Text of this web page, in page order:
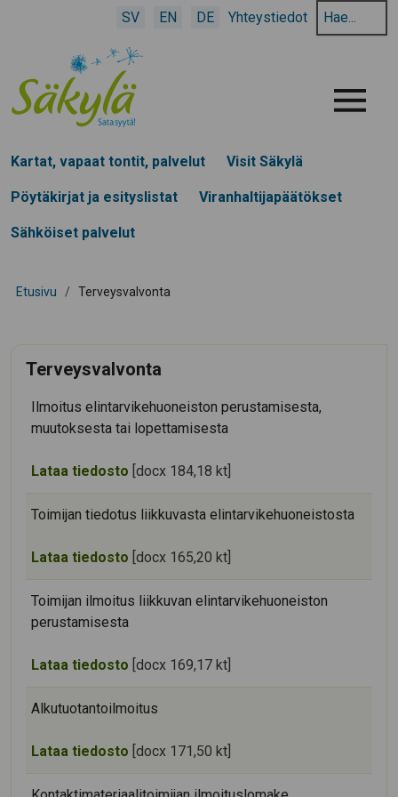
SV EN DE Yhteystiedot
Hae
hakusanalla:
Menu
Kartat, vapaat tontit, palvelut Visit Säkylä
Pöytäkirjat ja esityslistat Viranhaltijapäätökset
Sähköiset palvelut
Etusivu / Terveysvalvonta
Terveysvalvonta
Ilmoitus elintarvikehuoneiston perustamisesta,
muutoksesta tai lopettamisesta
Lataa tiedosto [docx 184,18 kt]
Toimijan tiedotus liikkuvasta elintarvikehuoneistosta
Lataa tiedosto [docx 165,20 kt]
Toimijan ilmoitus liikkuvan elintarvikehuoneiston
perustamisesta
Lataa tiedosto [docx 169,17 kt]
Alkutuotantoilmoitus
Lataa tiedosto [docx 171,50 kt]